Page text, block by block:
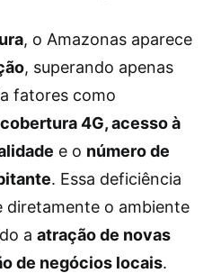
, o Amazonas aparece
, superando apenas
fatores como
cobertura 4G, acesso à
e o número de
. Essa deficiência
o ambiente
a atração de novas
de negócios locais.